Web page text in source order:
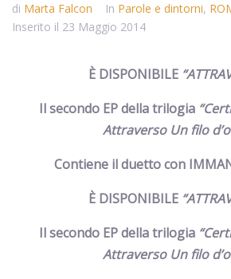
di Marta Falcon In Parole e dintorni,
Inserito il 23 Maggio 2014
È DISPONIBILE
Il secondo EP della trilogia
Attraverso Un filo
Contiene il duetto con
È DISPONIBILE
Il secondo EP della trilogia
Attraverso Un filo